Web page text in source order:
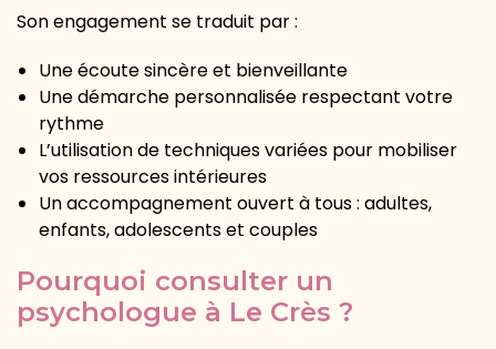
Son engagement se traduit par :
Une écoute sincère et bienveillante
Une démarche personnalisée respectant votre
rythme
L’utilisation de techniques variées pour mobiliser
vos ressources intérieures
Un accompagnement ouvert à tous : adultes,
enfants, adolescents et couples
Pourquoi consulter un
psychologue à Le Crès ?